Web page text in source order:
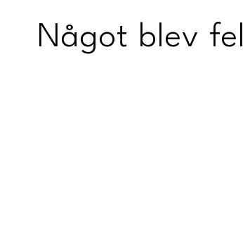
Något blev fel